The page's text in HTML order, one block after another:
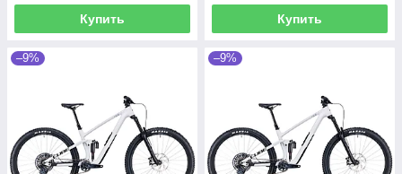
Купить Купить
–9% –9%